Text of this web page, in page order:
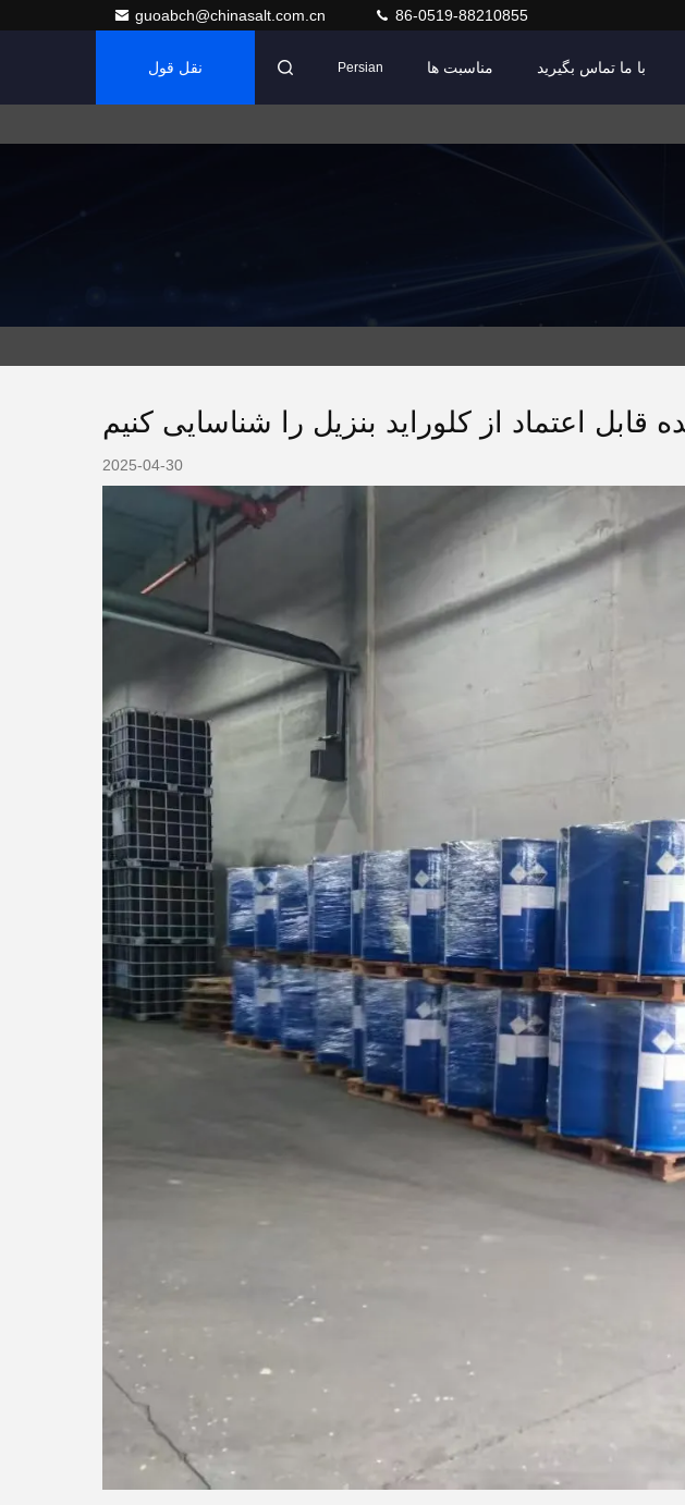
guoabch@chinasalt.com.cn 86-0519-88210855
با ما تماس بگیرید مناسبت ها Persian نقل قول
قابل اعتماد از کلوراید بنزیل را شناسایی کنیم
2025-04-30